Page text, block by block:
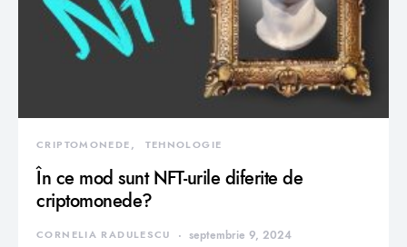
CRIPTOMONEDE TEHNOLOGIE
În ce mod sunt NFT-urile diferite de
criptomonede?
CORNELIA RADULESCU septembrie 9, 2024